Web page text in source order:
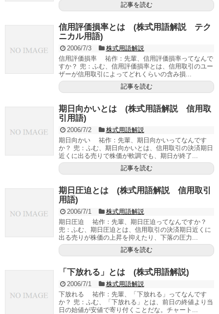
記事を読む
信用評価損率とは (株式用語解説 テク
ニカル用語)
2006/7/3
株式用語解説
信用評価損率 祐作：先輩、信用評価損率ってなんで
すか？ 兜：ふむ、信用評価損率とは、信用取引のユー
ザーが信用取引によってどれくらいの含み損...
記事を読む
期日向かいとは (株式用語解説 信用取
引用語)
2006/7/2
株式用語解説
期日向かい 祐作：先輩、期日向かいってなんです
か？ 兜：ふむ、期日向かいとは、信用取引の決済期日
近くに出る売りで株価が軟調でも、期日が終了...
記事を読む
期日圧迫とは (株式用語解説 信用取引
用語)
2006/7/1
株式用語解説
期日圧迫 祐作：先輩、期日圧迫ってなんですか？
兜：ふむ、期日圧迫とは、信用取引の決済期日近くに
出る売りが株価の上昇を抑えたり、下落の圧力...
記事を読む
「下放れる」とは (株式用語解説)
2006/7/1
株式用語解説
下放れる 祐作：先輩、「下放れる」ってなんです
か？ 兜：ふむ、「下放れる」とは、前日の終値より当
日の始値が安値で寄り付くことだな。チャート...